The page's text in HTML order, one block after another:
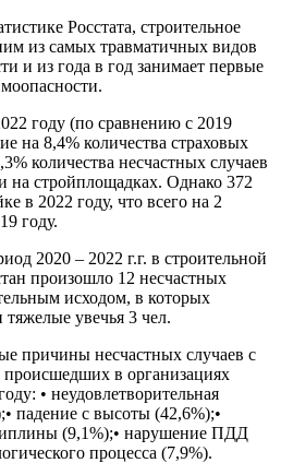
Росстата, строительное
из самых травматичных видов
и из года в год занимает первые
году (по сравнению с 2019
на 8,4% количества страховых
количества несчастных случаев
на стройплощадках. Однако 372
в 2022 году, что всего на 2
году.
2020 – 2022 г.г. в строительной
произошло 12 несчастных
исходом, в которых
увечья 3 чел.
причины несчастных случаев с
в организациях
• неудовлетворительная
падение с высоты (42,6%);•
(9,1%);• нарушение ПДД
процесса (7,9%).